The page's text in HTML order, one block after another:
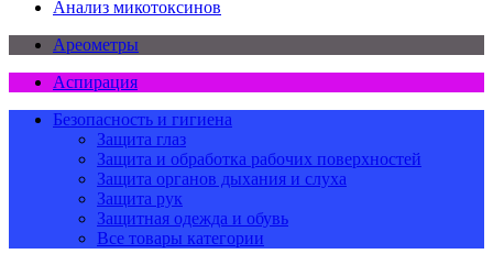
Анализ микотоксинов
Ареометры
Аспирация
Безопасность и гигиена
Защита глаз
Защита и обработка рабочих поверхностей
Защита органов дыхания и слуха
Защита рук
Защитная одежда и обувь
Все товары категории